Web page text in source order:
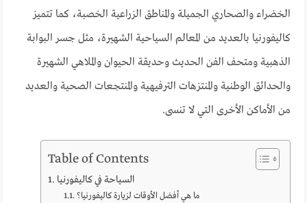
الخضراء والصحاري الجميلة والمناطق الزراعية الخصبة، كما تتميز
كاليفورنيا بالعديد من المعالم السياحية الشهيرة، مثل جسر البوابة
الذهبية ومتحف الفن الحديث وحديقة الحيوان والملاهي الشهيرة
والحدائق الوطنية والمنتزهات الترفيهية والمنتجعات الصحية والعديد
من الأماكن الأخرى التي لا تنسى.
Table of Contents
السياحة في كاليفورنيا
ما هي أفضل الأوقات لزيارة كاليفورنيا؟